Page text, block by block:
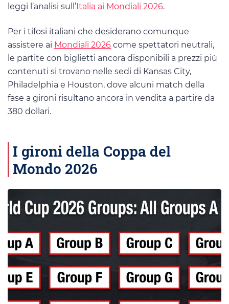
leggi l’analisi sull’Italia ai Mondiali 2026.
Per i tifosi italiani che desiderano comunque
assistere ai Mondiali 2026 come spettatori neutrali,
le partite con biglietti ancora disponibili a prezzi più
contenuti si trovano nelle sedi di Kansas City,
Philadelphia e Houston, dove alcuni match della
fase a gironi risultano ancora in vendita a partire da
380 dollari.
I gironi della Coppa del
Mondo 2026